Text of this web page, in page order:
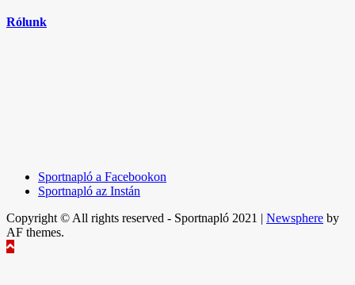
Rólunk
Sportnapló a Facebookon
Sportnapló az Instán
Copyright © All rights reserved - Sportnapló 2021 | Newsphere by
AF themes.